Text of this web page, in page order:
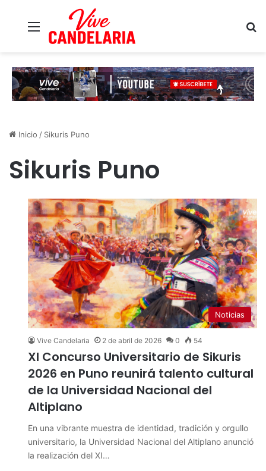
Inicio / Sikuris Puno
Sikuris Puno
Noticias
Vive Candelaria 2 de abril de 2026 0 54
XI Concurso Universitario de Sikuris
2026 en Puno reunirá talento cultural
de la Universidad Nacional del
Altiplano
En una vibrante muestra de identidad, tradición y orgullo
universitario, la Universidad Nacional del Altiplano anunció
la realización del XI…